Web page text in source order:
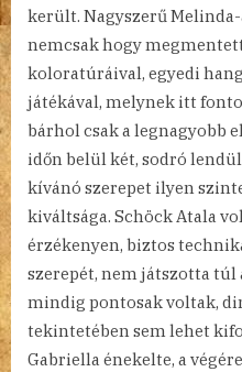
került. Nagyszerű
nemcsak hogy
koloratúráival, egyedi
játékával, melynek itt
bárhol csak a legnagyobb
időn belül két, sodró
kívánó szerepet ilyen
kiváltsága. Schöck Atala
érzékenyen, biztos
szerepét, nem játszotta
mindig pontosak voltak,
tekintetében sem lehet
Gabriella énekelte, a